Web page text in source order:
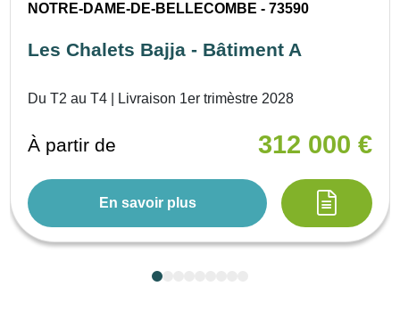
NOTRE-DAME-DE-BELLECOMBE - 73590
Les Chalets Bajja - Bâtiment A
Du T2 au T4 | Livraison 1er trimèstre 2028
À partir de 312 000 €
En savoir plus